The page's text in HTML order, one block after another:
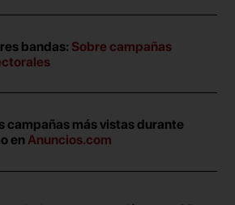
bandas: Sobre campañas
campañas más vistas durante
enAnuncios.com